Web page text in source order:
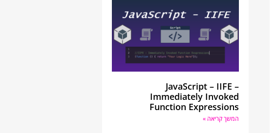
JavaScript – IIFE –
Immediately Invoked
Function Expressions
המשך קריאה »